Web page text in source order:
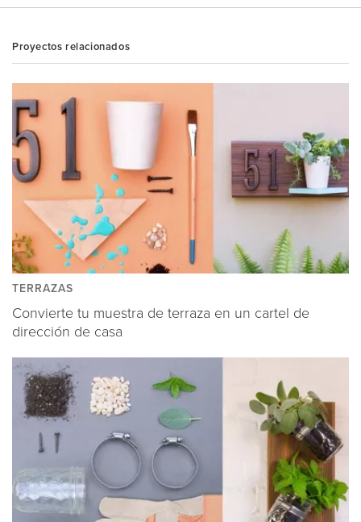
Proyectos relacionados
TERRAZAS
Convierte tu muestra de terraza en un cartel de
dirección de casa